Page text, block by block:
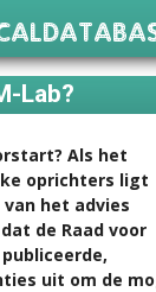
Lab?
Als het
oprichters ligt
het advies
de Raad voor
uit om de